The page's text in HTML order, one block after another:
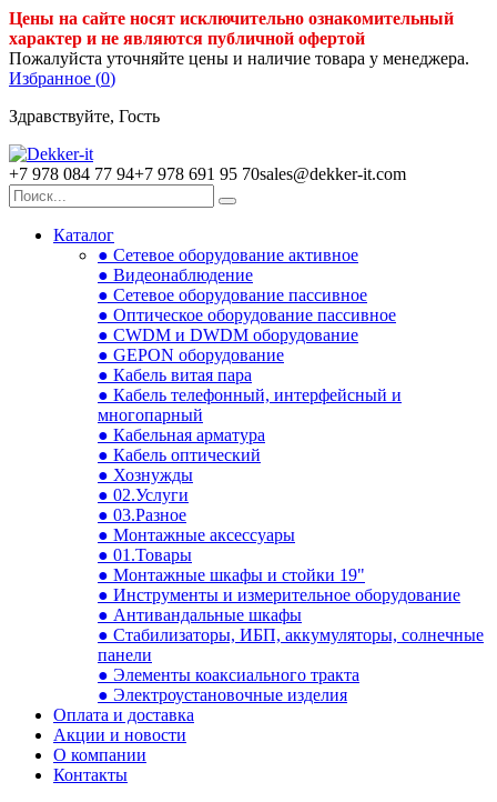
Цены на сайте носят исключительно ознакомительный
характер и не являются публичной офертой
Пожалуйста уточняйте цены и наличие товара у менеджера.
Избранное (0)
Здравствуйте, Гость
+7 978 084 77 94+7 978 691 95 70sales@dekker-it.com
Каталог
● Сетевое оборудование активное
● Видеонаблюдение
● Сетевое оборудование пассивное
● Оптическое оборудование пассивное
● CWDM и DWDM оборудование
● GEPON оборудование
● Кабель витая пара
● Кабель телефонный, интерфейсный и
многопарный
● Кабельная арматура
● Кабель оптический
● Хознужды
● 02.Услуги
● 03.Разное
● Монтажные аксессуары
● 01.Товары
● Монтажные шкафы и стойки 19"
● Инструменты и измерительное оборудование
● Антивандальные шкафы
● Стабилизаторы, ИБП, аккумуляторы, солнечные
панели
● Элементы коаксиального тракта
● Электроустановочные изделия
Оплата и доставка
Акции и новости
О компании
Контакты